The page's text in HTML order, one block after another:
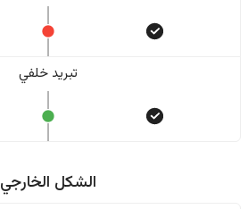
تبريد خلفي
الشكل الخارجي